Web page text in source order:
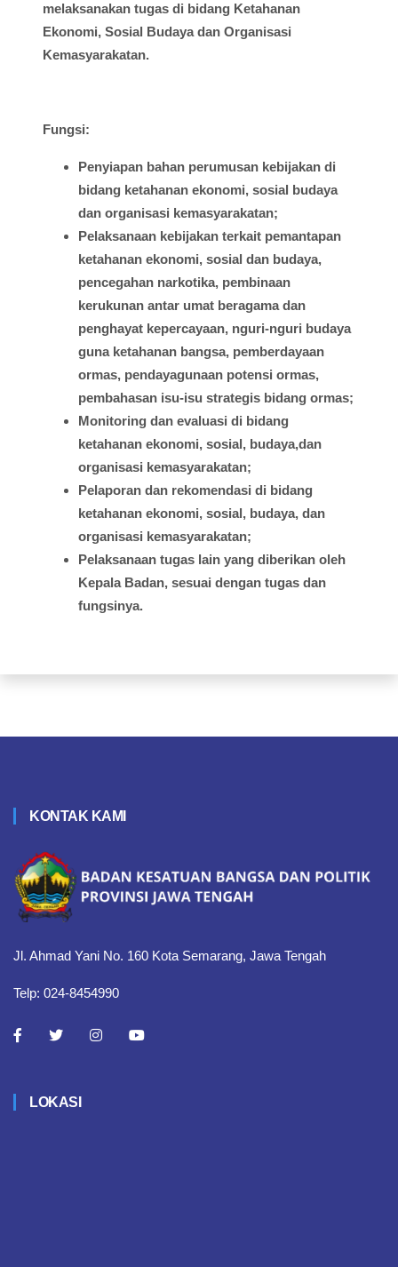
melaksanakan tugas di bidang Ketahanan
Ekonomi, Sosial Budayadan Organisasi
Kemasyarakatan.
Fungsi:
Penyiapan bahan perumusan kebijakan di
bidang ketahanan ekonomi, sosial budaya
dan organisasi kemasyarakatan;
Pelaksanaan kebijakan terkait pemantapan
ketahanan ekonomi, sosial dan budaya,
pencegahan narkotika, pembinaan
kerukunan antar umat beragamadan
penghayat kepercayaan, nguri-nguri budaya
guna ketahanan bangsa, pemberdayaan
ormas, pendayagunaan potensi ormas,
pembahasan isu-isu strategis bidang ormas;
Monitoring dan evaluasi di bidang
ketahanan ekonomi, sosial, budaya,dan
organisasi kemasyarakatan;
Pelaporan dan rekomendasi di bidang
ketahanan ekonomi, sosial, budaya, dan
organisasi kemasyarakatan;
Pelaksanaan tugas lain yang diberikan oleh
KepalaBadan, sesuai dengan tugas dan
fungsinya.
KONTAK KAMI
Jl. Ahmad Yani No. 160 Kota Semarang, Jawa Tengah
Telp: 024-8454990
LOKASI